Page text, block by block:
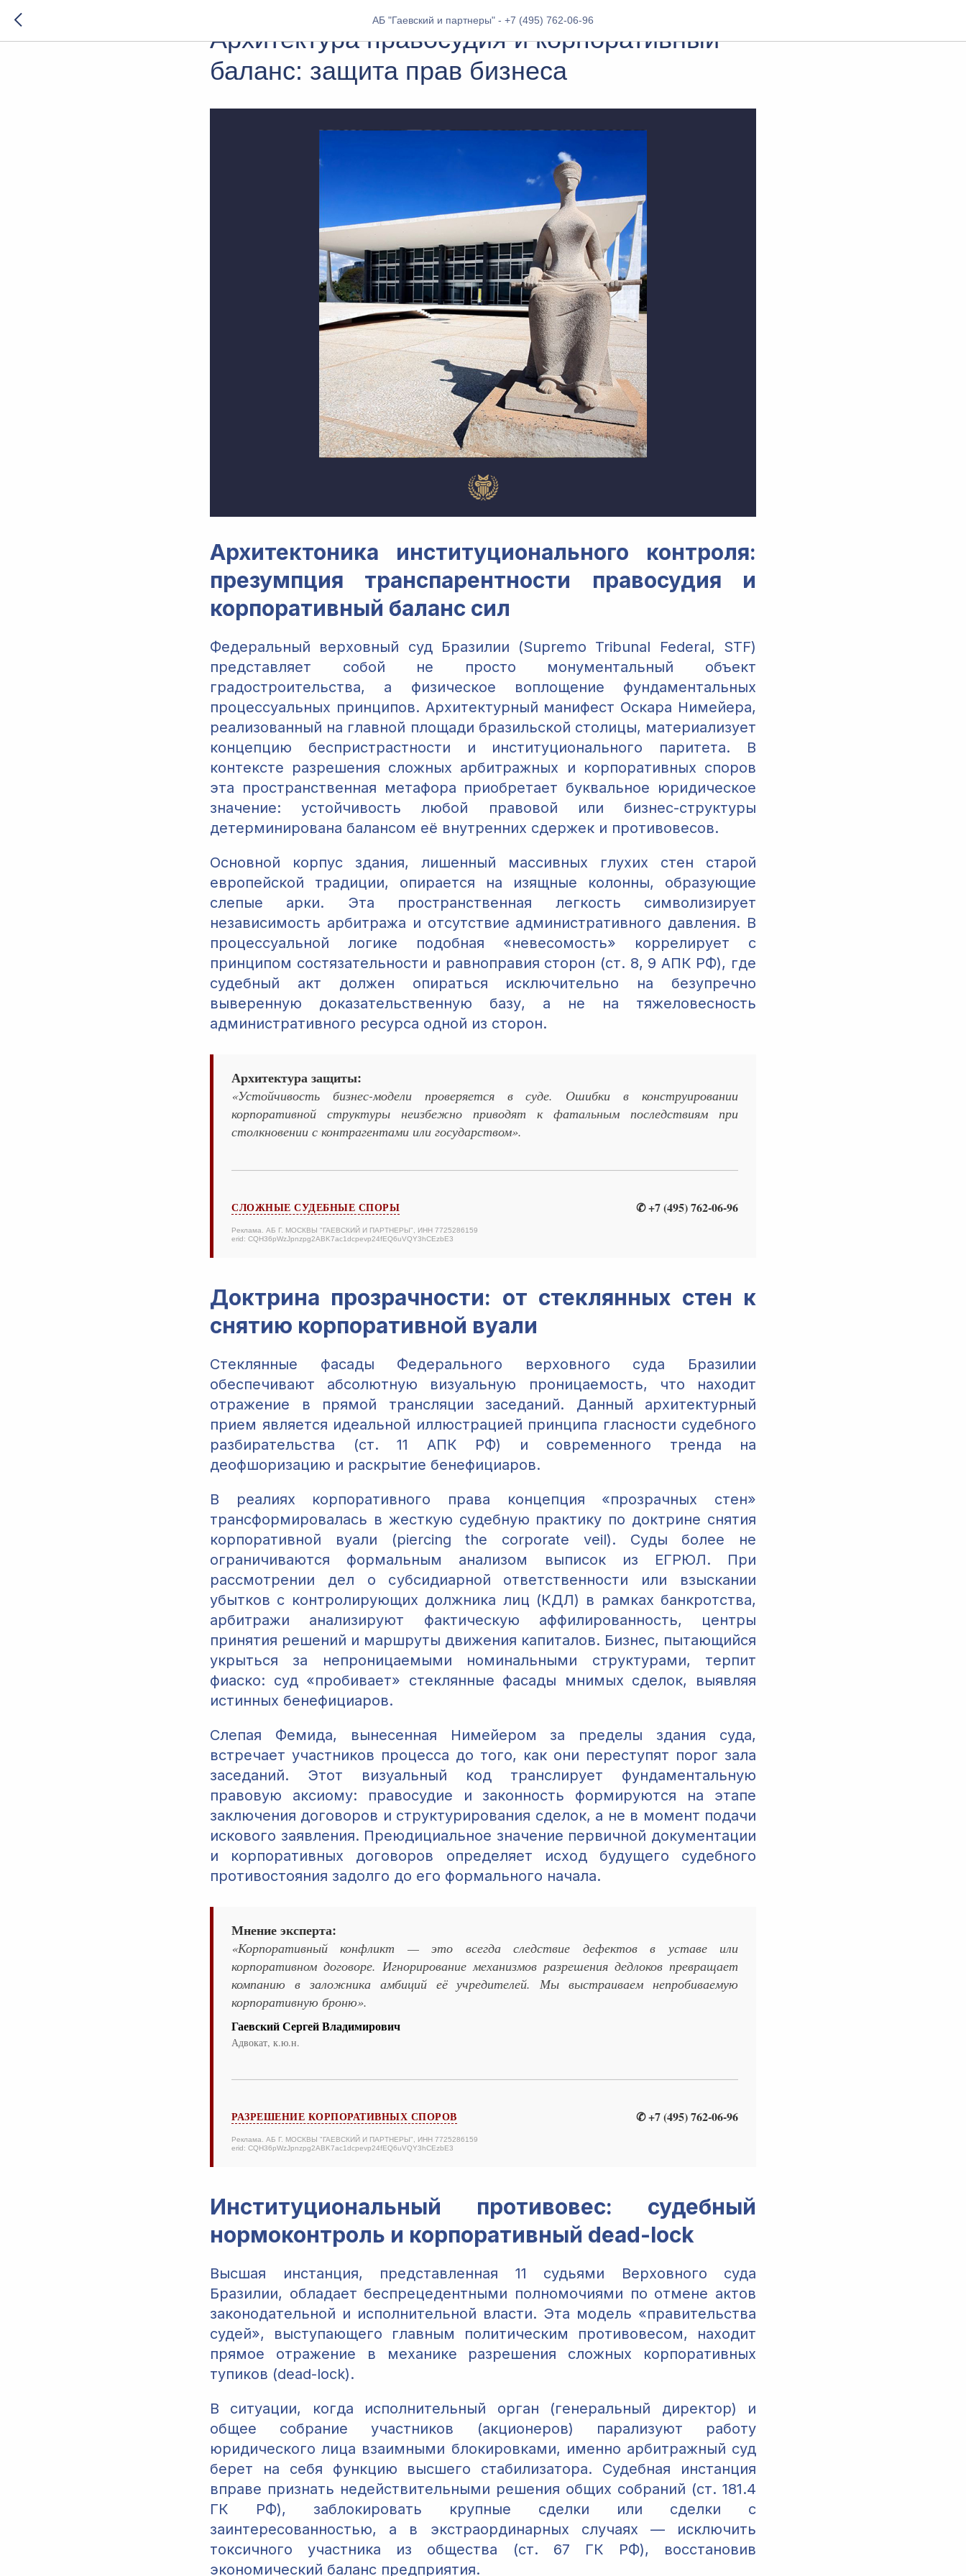
АБ "Гаевский и партнеры" - +7 (495) 762-06-96
Архитектура правосудия и корпоративный
баланс: защита прав бизнеса
Архитектоника институционального контроля:
презумпция транспарентности правосудия и
корпоративный баланс сил
Федеральный верховный суд Бразилии (Supremo Tribunal Federal, STF)
представляет собой не просто монументальный объект
градостроительства, а физическое воплощение фундаментальных
процессуальных принципов. Архитектурный манифест Оскара Нимейера,
реализованный на главной площади бразильской столицы, материализует
концепцию беспристрастности и институционального паритета. В
контексте разрешения сложных арбитражных и корпоративных споров
эта пространственная метафора приобретает буквальное юридическое
значение: устойчивость любой правовой или бизнес-структуры
детерминирована балансом её внутренних сдержек и противовесов.
Основной корпус здания, лишенный массивных глухих стен старой
европейской традиции, опирается на изящные колонны, образующие
слепые арки. Эта пространственная легкость символизирует
независимость арбитража и отсутствие административного давления. В
процессуальной логике подобная «невесомость» коррелирует с
принципом состязательности и равноправия сторон (ст. 8, 9 АПК РФ), где
судебный акт должен опираться исключительно на безупречно
выверенную доказательственную базу, а не на тяжеловесность
административного ресурса одной из сторон.
Архитектура защиты:
«Устойчивость бизнес-модели проверяется в суде. Ошибки в конструировании
корпоративной структуры неизбежно приводят к фатальным последствиям при
столкновении с контрагентами или государством».
СЛОЖНЫЕ СУДЕБНЫЕ СПОРЫ ✆ +7 (495) 762-06-96
Реклама. АБ Г. МОСКВЫ "ГАЕВСКИЙ И ПАРТНЕРЫ", ИНН 7725286159
erid: CQH36pWzJpnzpg2ABK7ac1dcpevp24fEQ6uVQY3hCEzbE3
Доктрина прозрачности: от стеклянных стен к
снятию корпоративной вуали
Стеклянные фасады Федерального верховного суда Бразилии
обеспечивают абсолютную визуальную проницаемость, что находит
отражение в прямой трансляции заседаний. Данный архитектурный
прием является идеальной иллюстрацией принципа гласности судебного
разбирательства (ст. 11 АПК РФ) и современного тренда на
деофшоризацию и раскрытие бенефициаров.
В реалиях корпоративного права концепция «прозрачных стен»
трансформировалась в жесткую судебную практику по доктрине снятия
корпоративной вуали (piercing the corporate veil). Суды более не
ограничиваются формальным анализом выписок из ЕГРЮЛ. При
рассмотрении дел о субсидиарной ответственности или взыскании
убытков с контролирующих должника лиц (КДЛ) в рамках банкротства,
арбитражи анализируют фактическую аффилированность, центры
принятия решений и маршруты движения капиталов. Бизнес, пытающийся
укрыться за непроницаемыми номинальными структурами, терпит
фиаско: суд «пробивает» стеклянные фасады мнимых сделок, выявляя
истинных бенефициаров.
Слепая Фемида, вынесенная Нимейером за пределы здания суда,
встречает участников процесса до того, как они переступят порог зала
заседаний. Этот визуальный код транслирует фундаментальную
правовую аксиому: правосудие и законность формируются на этапе
заключения договоров и структурирования сделок, а не в момент подачи
искового заявления. Преюдициальное значение первичной документации
и корпоративных договоров определяет исход будущего судебного
противостояния задолго до его формального начала.
Мнение эксперта:
«Корпоративный конфликт — это всегда следствие дефектов в уставе или
корпоративном договоре. Игнорирование механизмов разрешения дедлоков превращает
компанию в заложника амбиций её учредителей. Мы выстраиваем непробиваемую
корпоративную броню».
Гаевский Сергей Владимирович
Адвокат, к.ю.н.
РАЗРЕШЕНИЕ КОРПОРАТИВНЫХ СПОРОВ ✆ +7 (495) 762-06-96
Реклама. АБ Г. МОСКВЫ "ГАЕВСКИЙ И ПАРТНЕРЫ", ИНН 7725286159
erid: CQH36pWzJpnzpg2ABK7ac1dcpevp24fEQ6uVQY3hCEzbE3
Институциональный противовес: судебный
нормоконтроль и корпоративный dead-lock
Высшая инстанция, представленная 11 судьями Верховного суда
Бразилии, обладает беспрецедентными полномочиями по отмене актов
законодательной и исполнительной власти. Эта модель «правительства
судей», выступающего главным политическим противовесом, находит
прямое отражение в механике разрешения сложных корпоративных
тупиков (dead-lock).
В ситуации, когда исполнительный орган (генеральный директор) и
общее собрание участников (акционеров) парализуют работу
юридического лица взаимными блокировками, именно арбитражный суд
берет на себя функцию высшего стабилизатора. Судебная инстанция
вправе признать недействительными решения общих собраний (ст. 181.4
ГК РФ), заблокировать крупные сделки или сделки с
заинтересованностью, а в экстраординарных случаях — исключить
токсичного участника из общества (ст. 67 ГК РФ), восстановив
экономический баланс предприятия.